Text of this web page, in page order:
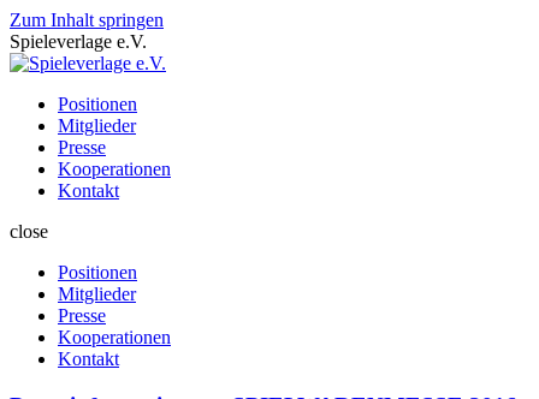
Zum Inhalt springen
Spieleverlage e.V.
Positionen
Mitglieder
Presse
Kooperationen
Kontakt
close
Positionen
Mitglieder
Presse
Kooperationen
Kontakt